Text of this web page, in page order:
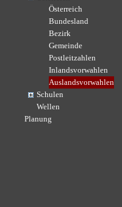
Österreich
Bundesland
Bezirk
Gemeinde
Postleitzahlen
Inlandsvorwahlen
Auslandsvorwahlen
Schulen
Wellen
Planung